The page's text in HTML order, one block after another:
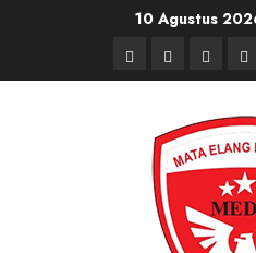
10 Agustus
BerandaNasionalDaerah